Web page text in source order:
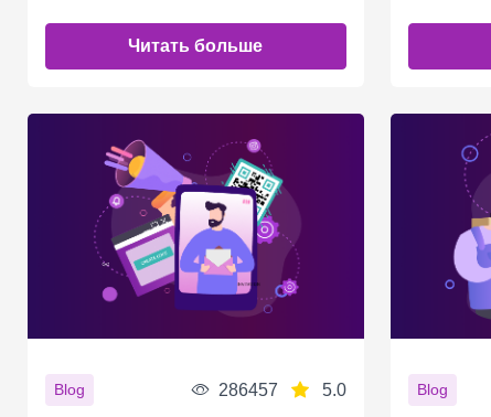
Читать больше
Blog 286457 5.0 Blog